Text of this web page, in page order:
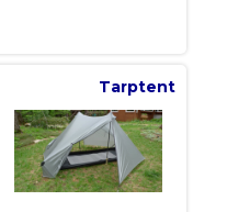
Tarptent